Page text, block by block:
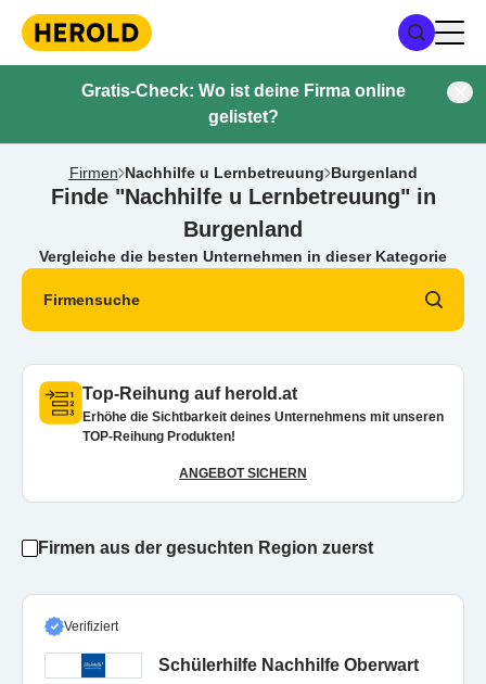
Gratis-Check: Wo ist deine Firma online
gelistet?
Firmen Nachhilfe u Lernbetreuung Burgenland
Finde "Nachhilfe u Lernbetreuung" in
Burgenland
Vergleiche die besten Unternehmen in dieser Kategorie
Firmensuche
Top-Reihung auf herold.at
Erhöhe die Sichtbarkeit deines Unternehmens mit unseren
TOP-Reihung Produkten!
ANGEBOT SICHERN
Firmen aus der gesuchten Region zuerst
Verifiziert
Schülerhilfe Nachhilfe Oberwart